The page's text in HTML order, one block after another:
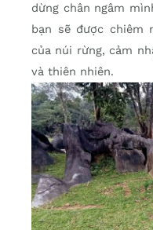
dừng chân ngâm
bạn sẽ được chiêm
của núi rừng, cảm
và thiên nhiên.